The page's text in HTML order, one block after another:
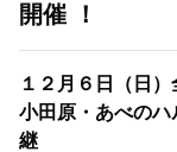
開催 ！
１２月６日（日
小田原・あべの
継